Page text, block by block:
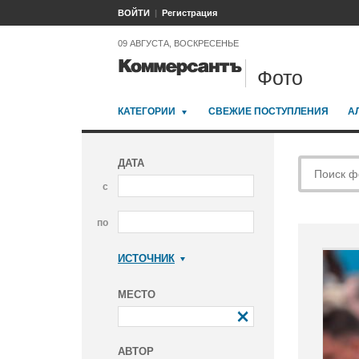
ВОЙТИ Регистрация
09 АВГУСТА, ВОСКРЕСЕНЬЕ
Фото
КАТЕГОРИИ СВЕЖИЕ ПОСТУПЛЕНИЯ
ДАТА
с
по
ИСТОЧНИК
МЕСТО
АВТОР